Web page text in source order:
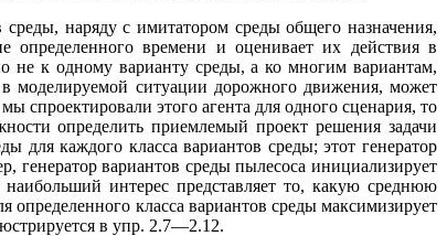
наряду с имитатором среды общего назначения,
определенного времени и оценивает их действия в
не к одному варианту среды, а ко многим вариантам,
моделируемой ситуации дорожного движения, может
спроектировали этого агента для одного сценария, то
определить приемлемый проект решения задачи
для каждого класса вариантов среды; этот генератор
генератор вариантов среды пылесоса инициализирует
интерес представляет то, какую среднюю
определенного класса вариантов среды максимизирует
в упр. 2.7—2.12.